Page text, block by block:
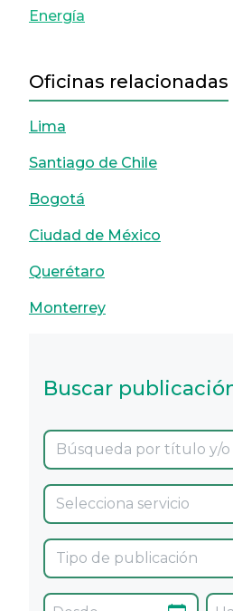
Energía
Oficinas relacionadas
Lima
Santiago de Chile
Bogotá
Ciudad de México
Querétaro
Monterrey
Buscar